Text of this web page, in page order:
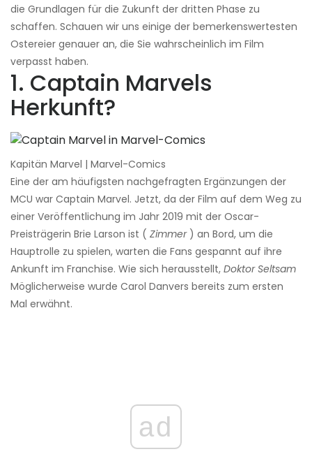
die Grundlagen für die Zukunft der dritten Phase zu
schaffen. Schauen wir uns einige der bemerkenswertesten
Ostereier genauer an, die Sie wahrscheinlich im Film
verpasst haben.
1. Captain Marvels
Herkunft?
Kapitän Marvel | Marvel-Comics
Eine der am häufigsten nachgefragten Ergänzungen der
MCU war Captain Marvel. Jetzt, da der Film auf dem Weg zu
einer Veröffentlichung im Jahr 2019 mit der Oscar-
Preisträgerin Brie Larson ist ( Zimmer) an Bord, um die
Hauptrolle zu spielen, warten die Fans gespannt auf ihre
Ankunft im Franchise. Wie sich herausstellt, Doktor Seltsam
Möglicherweise wurde Carol Danvers bereits zum ersten
Mal erwähnt.
ad